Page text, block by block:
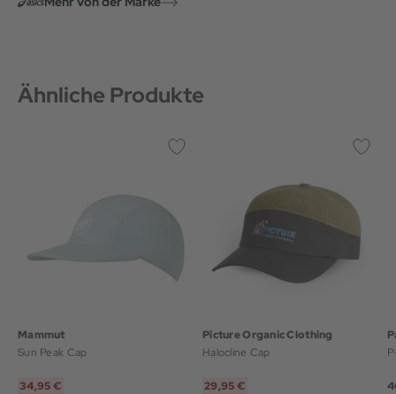
Ähnliche Produkte
Mammut
Sun Peak Cap
34,95 €
Picture Organic Clothing
Halocline Cap
29,95 €